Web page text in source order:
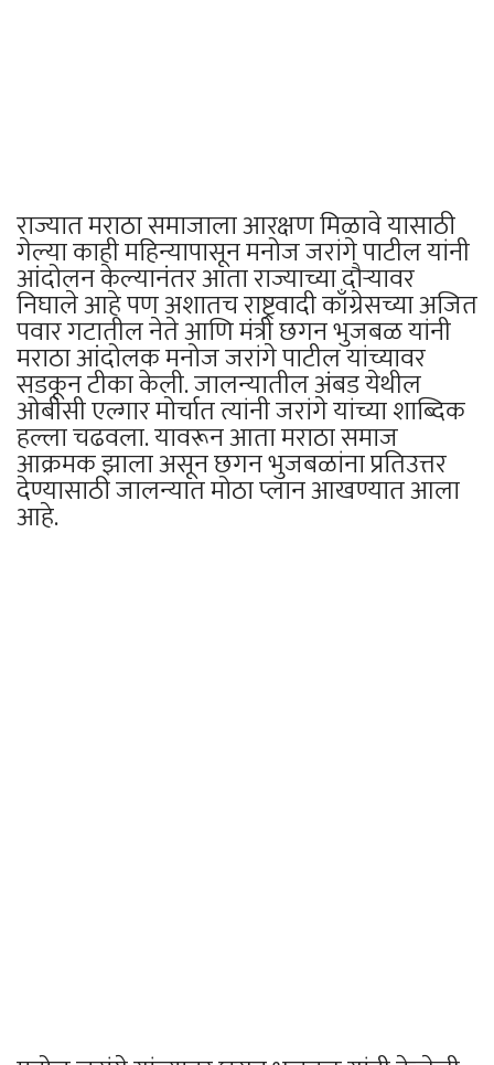
राज्यात मराठा समाजाला आरक्षण मिळावे यासाठी
गेल्या काही महिन्यापासून मनोज जरांगे पाटील यांनी
आंदोलन केल्यानंतर आता राज्याच्या दौऱ्यावर
निघाले आहे पण अशातच राष्ट्रवादी काँग्रेसच्या अजित
पवार गटातील नेते आणि मंत्री छगन भुजबळ यांनी
मराठा आंदोलक मनोज जरांगे पाटील यांच्यावर
सडकून टीका केली. जालन्यातील अंबड येथील
ओबीसी एल्गार मोर्चात त्यांनी जरांगे यांच्या शाब्दिक
हल्ला चढवला. यावरून आता मराठा समाज
आक्रमक झाला असून छगन भुजबळांना प्रतिउत्तर
देण्यासाठी जालन्यात मोठा प्लान आखण्यात आला
आहे.